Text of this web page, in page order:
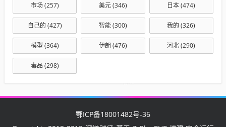
市场(257) 美元(346) 日本(474)
自己的 (427) 智能(300) 我的 (326)
模型 (364) 伊朗 (476) 河北(290)
毒品 (298)
鄂ICP备18001482号-36